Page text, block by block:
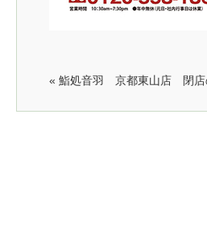
« 鮨処音羽 京都東山店 閉店